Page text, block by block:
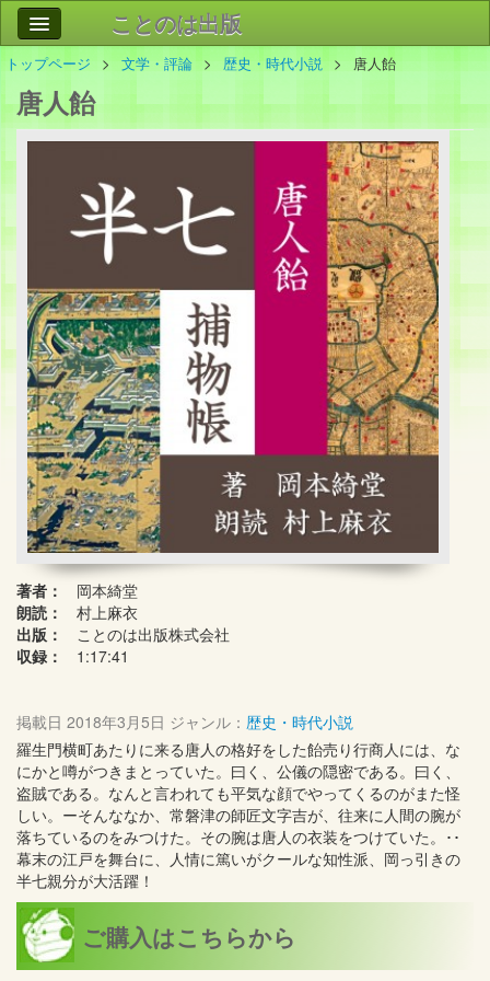
ことのは出版
作品
事業案内
検索
トップページ 文学・評論 歴史・時代小説 唐人飴
唐人飴
著者：
岡本綺堂
朗読：
村上麻衣
出版：
ことのは出版株式会社
収録：
1:17:41
掲載日 2018年3月5日 ジャンル： 歴史・時代小説
羅生門横町あたりに来る唐人の格好をした飴売り行商人には、な
にかと噂がつきまとっていた。曰く、公儀の隠密である。曰く、
盗賊である。なんと言われても平気な顔でやってくるのがまた怪
しい。ーそんななか、常磐津の師匠文字吉が、往来に人間の腕が
落ちているのをみつけた。その腕は唐人の衣装をつけていた。･･
幕末の江戸を舞台に、人情に篤いがクールな知性派、岡っ引きの
半七親分が大活躍！
ご購入はこちらから